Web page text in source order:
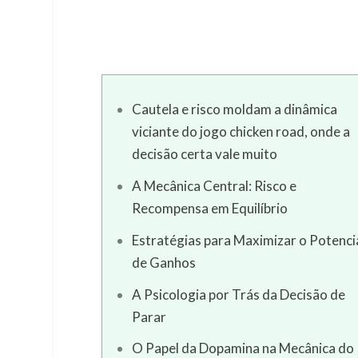
Cautela e risco moldam a dinâmica
viciante do jogo chicken road, onde a
decisão certa vale muito
A Mecânica Central: Risco e
Recompensa em Equilíbrio
Estratégias para Maximizar o
de Ganhos
A Psicologia por Trás da Decisão de
Parar
O Papel da Dopamina na Mecânica do